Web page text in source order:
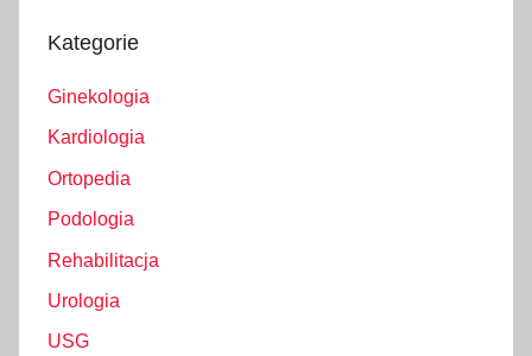
Kategorie
Ginekologia
Kardiologia
Ortopedia
Podologia
Rehabilitacja
Urologia
USG